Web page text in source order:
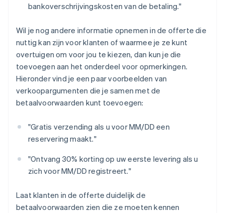
bankoverschrijvingskosten van de betaling."
Wil je nog andere informatie opnemen in de offerte die
nuttig kan zijn voor klanten of waarmee je ze kunt
overtuigen om voor jou te kiezen, dan kun je die
toevoegen aan het onderdeel voor opmerkingen.
Hieronder vind je een paar voorbeelden van
verkoopargumenten die je samen met de
betaalvoorwaarden kunt toevoegen:
"Gratis verzending als u voor MM/DD een
reservering maakt."
"Ontvang 30% korting op uw eerste levering als u
zich voor MM/DD registreert."
Laat klanten in de offerte duidelijk de
betaalvoorwaarden zien die ze moeten kennen